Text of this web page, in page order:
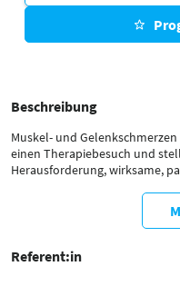
Beschreibung
Muskel- und
einen Therapiebesuch und
Herausforderung, wirksame,
Lasertherapie gewinnt dabei
invasive und
Referent:in